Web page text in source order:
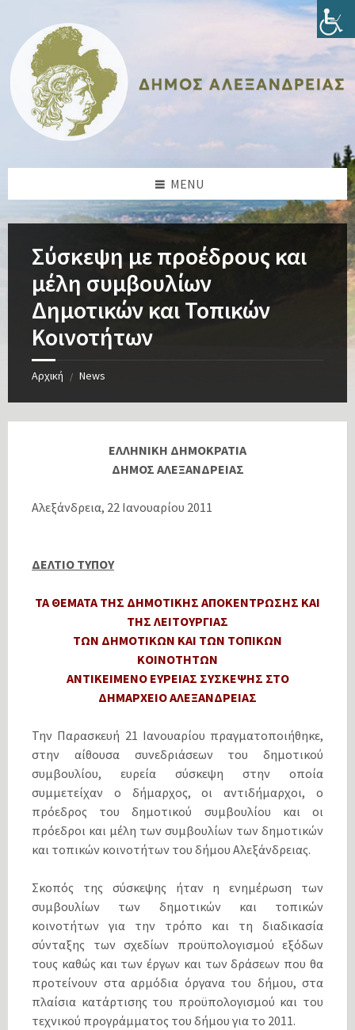
content
sidebar
sidebar
footer
MENU
Σύσκεψη με προέδρους και
μέλη συμβουλίων
Δημοτικών και Τοπικών
Κοινοτήτων
Αρχική / News
ΕΛΛΗΝΙΚΗ ΔΗΜΟΚΡΑΤΙΑ
ΔΗΜΟΣ ΑΛΕΞΑΝΔΡΕΙΑΣ
Αλεξάνδρεια, 22 Ιανουαρίου 2011
ΔΕΛΤΙΟ ΤΥΠΟΥ
ΤΑ ΘΕΜΑΤΑ ΤΗΣ ΔΗΜΟΤΙΚΗΣ ΑΠΟΚΕΝΤΡΩΣΗΣ ΚΑΙ
ΤΗΣ ΛΕΙΤΟΥΡΓΙΑΣ
ΤΩΝ ΔΗΜΟΤΙΚΩΝ ΚΑΙ ΤΩΝ ΤΟΠΙΚΩΝ
ΚΟΙΝΟΤΗΤΩΝ
ΑΝΤΙΚΕΙΜΕΝΟ ΕΥΡΕΙΑΣ ΣΥΣΚΕΨΗΣ ΣΤΟ
ΔΗΜΑΡΧΕΙΟ ΑΛΕΞΑΝΔΡΕΙΑΣ
Την Παρασκευή 21 Ιανουαρίου πραγματοποιήθηκε,
στην αίθουσα συνεδριάσεων του δημοτικού
συμβουλίου, ευρεία σύσκεψη στην οποία
συμμετείχαν ο δήμαρχος, οι αντιδήμαρχοι, ο
πρόεδρος του δημοτικού συμβουλίου και οι
πρόεδροι και μέλη των συμβουλίων των δημοτικών
και τοπικών κοινοτήτων του δήμου Αλεξάνδρειας.
Σκοπός της σύσκεψης ήταν η ενημέρωση των
συμβουλίων των δημοτικών και τοπικών
κοινοτήτων για την τρόπο και τη διαδικασία
σύνταξης των σχεδίων προϋπολογισμού εξόδων
τους καθώς και των έργων και των δράσεων που θα
προτείνουν στα αρμόδια όργανα του δήμου, στα
πλαίσια κατάρτισης του προϋπολογισμού και του
τεχνικού προγράμματος του δήμου για το 2011.